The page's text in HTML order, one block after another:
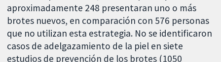
aproximadamente 248 presentaran uno o más
brotes nuevos, en comparación con 576 personas
que no utilizan esta estrategia. No se identificaron
casos de adelgazamiento de la piel en siete
estudios de prevención de los brotes (1050